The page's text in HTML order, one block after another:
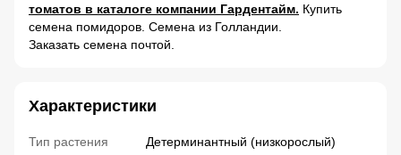
томатов в каталоге компании Гардентайм. Купить
семена помидоров. Семена из Голландии.
Заказать семена почтой.
Характеристики
Тип растения
Детерминантный (низкорослый)